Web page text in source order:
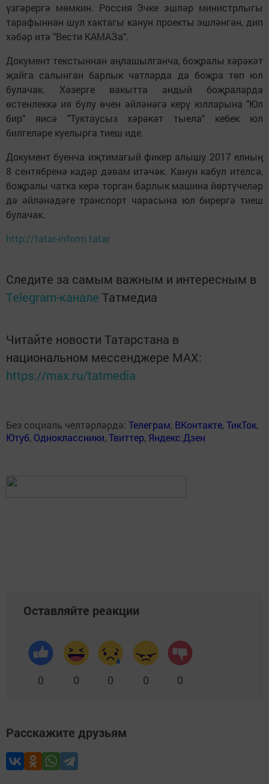
үзгәрергә мөмкин. Россия Эчке эшләр министрлыгы
тарафыннан шул хактагы канун проекты эшләнгән, дип
хәбәр итә "Вести КАМАЗа".
Документ текстыннан аңлашылганча, боҗралы хәрәкәт
җайга салынган барлык чатларда да боҗра төп юл
булачак. Хәзерге вакытта андый боҗраларда
өстенлеккә ия булу өчен әйләнәгә керү юлларына "Юл
бир" яисә "Туктаусыз хәрәкәт тыела" кебек юл
билгеләре куелырга тиеш иде.
Документ буенча иҗтимагый фикер алышу 2017 елның
8 сентябренә кадәр дәвам итәчәк. Канун кабул ителсә,
боҗралы чатка керә торган барлык машина йөртүчеләр
дә әйләнәдәге транспорт чарасына юл бирергә тиеш
булачак.
http://tatar-inform.tatar
Следите за самым важным и интересным в
Telegram-канале Татмедиа
Читайте новости Татарстана в
национальном мессенджере MАХ:
https://max.ru/tatmedia
Без социаль челтәрләрдә: Телеграм, ВКонтакте,ТикТок,
Ютуб, Одноклассники,Твиттер, Яндекс.Дзен
Оставляйте реакции
0 0 0 0 0
Расскажите друзьям